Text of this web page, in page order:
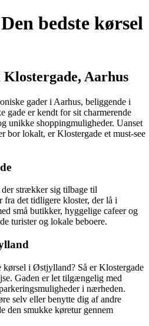
bedste kørsel
Klostergade, Aarhus
gader i Aarhus, beliggende i
gade er kendt for sit charmerende
unikke shoppingmuligheder. Uanset
bor lokalt, er Klostergade et must-see
strækker sig tilbage til
det tidligere kloster, der lå i
små butikker, hyggelige cafeer og
turister og lokale beboere.
kørsel i Østjylland? Så er Klostergade
Gaden er let tilgængelig med
i nærheden.
selv eller benytte dig af andre
den smukke køretur gennem